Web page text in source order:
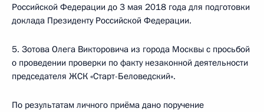
Российской Федерации до 3 мая 2018 года для подготовки
доклада Президенту Российской Федерации.
5. Зотова Олега Викторовича из города Москвы с просьбой
о проведении проверки по факту незаконной деятельности
председателя ЖСК «Старт-Беловедский».
По результатам личного приёма дано поручение